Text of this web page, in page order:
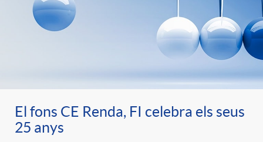
El fons CE Renda, FI celebra els seus
25 anys